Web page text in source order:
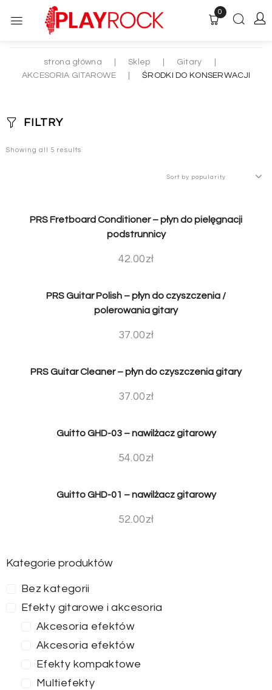
0
strona główna Sklep Gitary
AKCESORIA GITAROWE
ŚRODKI DO KONSERWACJI
FILTRY
Showing all 5 results
Kategorie produktów
Bez kategorii
Efekty gitarowe i akcesoria
Akcesoria efektów
Akcesoria efektów
Efekty kompaktowe
Multiefekty
PRS Fretboard Conditioner – płyn do pielęgnacji
podstrunnicy
42.00zł
PRS Guitar Polish – płyn do czyszczenia /
polerowania gitary
37.00zł
PRS Guitar Cleaner – płyn do czyszczenia gitary
37.00zł
Guitto GHD-03 – nawilżacz gitarowy
54.00zł
Guitto GHD-01 – nawilżacz gitarowy
52.00zł